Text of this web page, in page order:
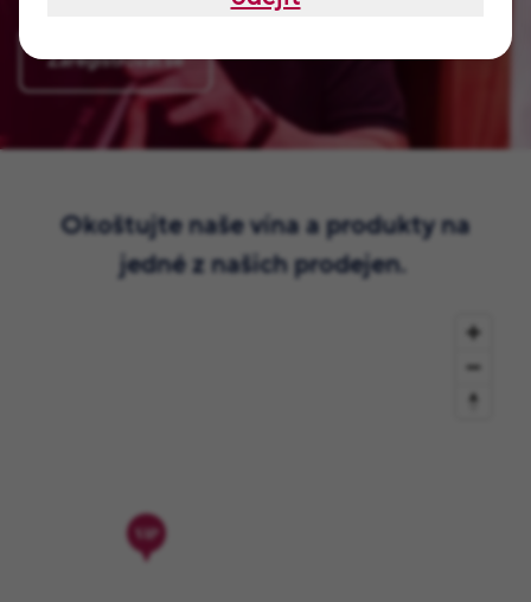
Zaregistrovat se
Okoštujte naše vína a produkty na
jedné z našich prodejen.